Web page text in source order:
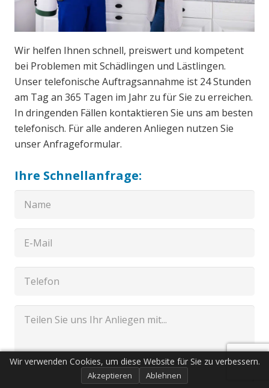
Wir helfen Ihnen schnell, preiswert und kompetent
bei Problemen mit Schädlingen und Lästlingen.
Unser telefonische Auftragsannahme ist 24 Stunden
am Tag an 365 Tagen im Jahr zu für Sie zu erreichen.
In dringenden Fällen kontaktieren Sie uns am besten
telefonisch. Für alle anderen Anliegen nutzen Sie
unser Anfrageformular.
Ihre Schnellanfrage:
Wir verwenden Cookies, um diese Website für Sie zu verbessern.
Akzeptieren Ablehnen